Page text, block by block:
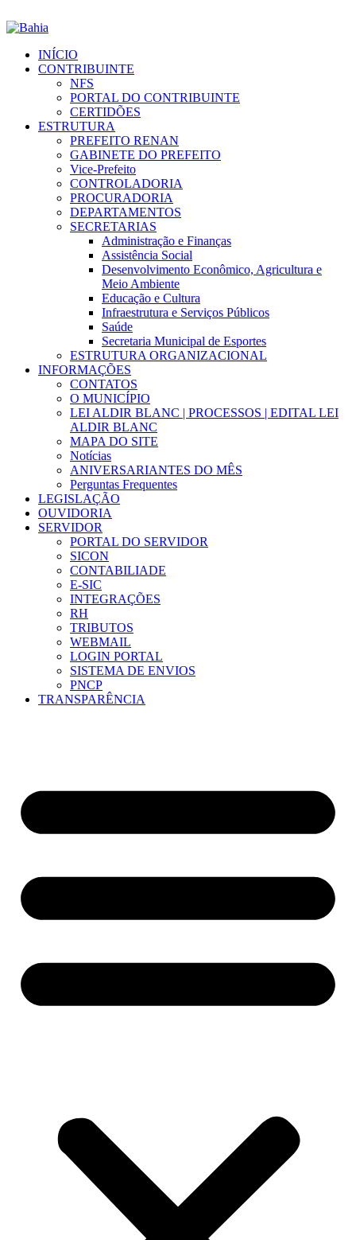
INÍCIO
CONTRIBUINTE
NFS
PORTAL DO CONTRIBUINTE
CERTIDÕES
ESTRUTURA
PREFEITO RENAN
GABINETE DO PREFEITO
Vice-Prefeito
CONTROLADORIA
PROCURADORIA
DEPARTAMENTOS
SECRETARIAS
Administração e Finanças
Assistência Social
Desenvolvimento Econômico, Agricultura e
Meio Ambiente
Educação e Cultura
Infraestrutura e Serviços Públicos
Saúde
Secretaria Municipal de Esportes
ESTRUTURA ORGANIZACIONAL
INFORMAÇÕES
CONTATOS
O MUNICÍPIO
LEI ALDIR BLANC | PROCESSOS | EDITAL LEI
ALDIR BLANC
MAPA DO SITE
Notícias
ANIVERSARIANTES DO MÊS
Perguntas Frequentes
LEGISLAÇÃO
OUVIDORIA
SERVIDOR
PORTAL DO SERVIDOR
SICON
CONTABILIADE
E-SIC
INTEGRAÇÕES
RH
TRIBUTOS
WEBMAIL
LOGIN PORTAL
SISTEMA DE ENVIOS
PNCP
TRANSPARÊNCIA